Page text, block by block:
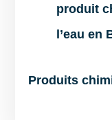
produit
l’eau en
Produits